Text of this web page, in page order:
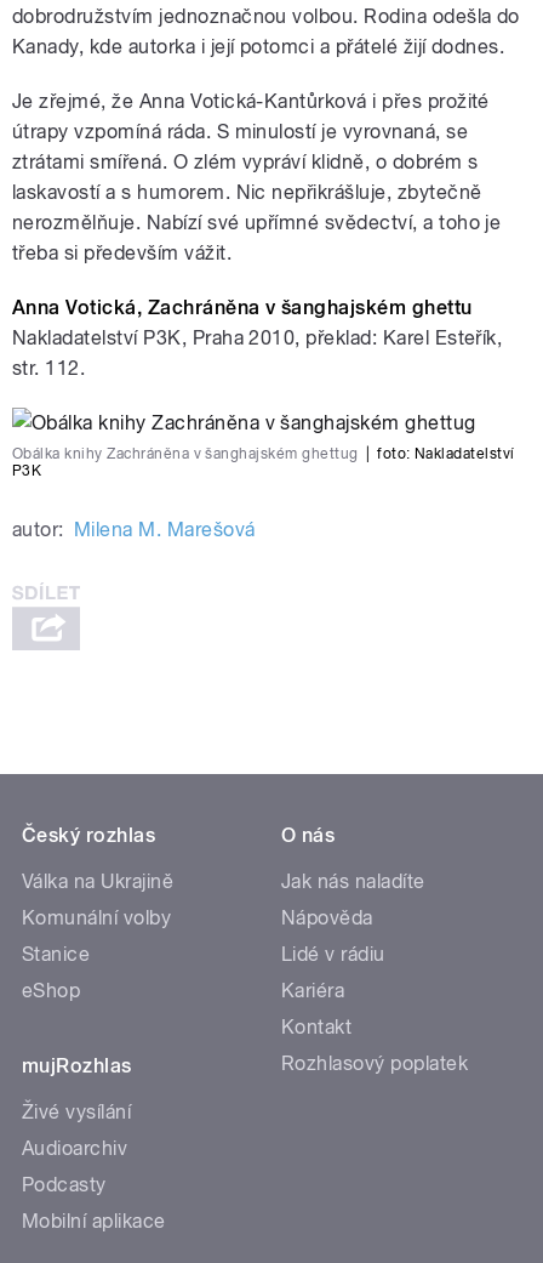
dobrodružstvím jednoznačnou volbou. Rodina odešla do
Kanady, kde autorka i její potomci a přátelé žijí dodnes.
Je zřejmé, že Anna Votická-Kantůrková i přes prožité
útrapy vzpomíná ráda. S minulostí je vyrovnaná, se
ztrátami smířená. O zlém vypráví klidně, o dobrém s
laskavostí a s humorem. Nic nepřikrášluje, zbytečně
nerozmělňuje. Nabízí své upřímné svědectví, a toho je
třeba si především vážit.
Anna Votická, Zachráněna v šanghajském ghettu
Nakladatelství P3K, Praha 2010, překlad: Karel Esteřík,
str. 112.
Obálka knihy Zachráněna v šanghajském ghettug foto: Nakladatelství
P3K
autor: Milena M. Marešová
Český rozhlas
Válka na Ukrajině
Komunální volby
Stanice
eShop
mujRozhlas
Živé vysílání
Audioarchiv
Podcasty
Mobilní aplikace
O nás
Jak nás naladíte
Nápověda
Lidé v rádiu
Kariéra
Kontakt
Rozhlasový poplatek